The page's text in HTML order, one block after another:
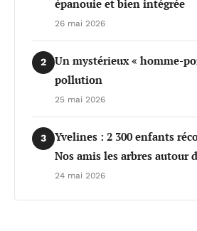
épanouie et bien intégrée
26 mai 2026
2
Un mystérieux « homme-
pollution
25 mai 2026
3
Yvelines : 2 300 enfants
Nos amis les arbres autour
24 mai 2026